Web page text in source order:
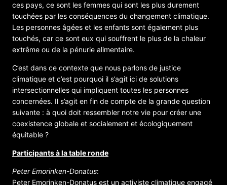
ces pays, ce sont les femmes qui sont les plus durement
touchées par les conséquences du changement climatique.
Les personnes âgées et les enfants sont également plus
touchés, car ce sont eux qui souffrent le plus de la chaleur
extrême ou de la pénurie alimentaire.
C’est dans ce contexte que nous parlons de justice
climatique et c’est pourquoi il s’agit ici de solutions
intersectionnelles qui impliquent toutes les personnes
concernées. Il s’agit en fin de compte de la grande question
suivante : à quoi doit ressembler notre vie pour créer une
coexistence globale et socialement et écologiquement
équitable ?
Participants à la table ronde
Peter Emorinken-Donatus:
Peter Emorinken-Donatus est un activiste climatique engagé